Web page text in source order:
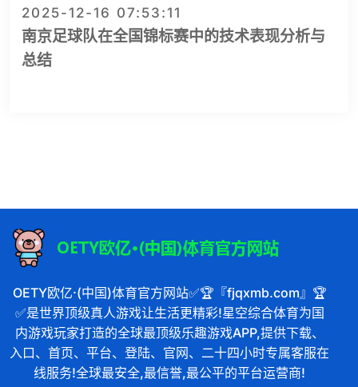
2025-12-16 07:53:11
南京足球队在全国锦标赛中的技术表现分析与
总结
OETY欧亿·(中国)体育官方网站✅🏆『fjqxmb.com』🏆
✅是世界顶级真人游戏让生活更精彩!星空综合体育为国
内游戏玩家打造的全球最顶级乐趣游戏APP,提供下载、
入口、首页、平台、登陆、官网、二十四小时专属客服在
线服务!全球最安全,最信誉,最公平的平台运营商!